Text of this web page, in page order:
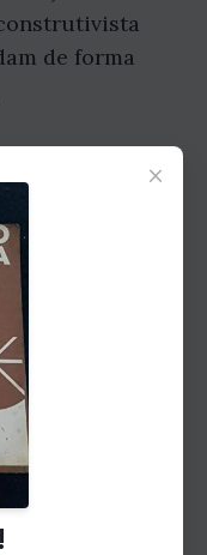
de forma
de
a
de aula.
×